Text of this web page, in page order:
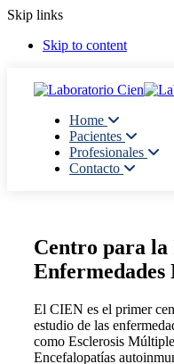
Skip links
Skip to content
Home
Pacientes
Profesionales
Contacto
Centro para la
Enfermedades
El CIEN es el primer
estudio de las
como Esclerosis
Encefalopatías